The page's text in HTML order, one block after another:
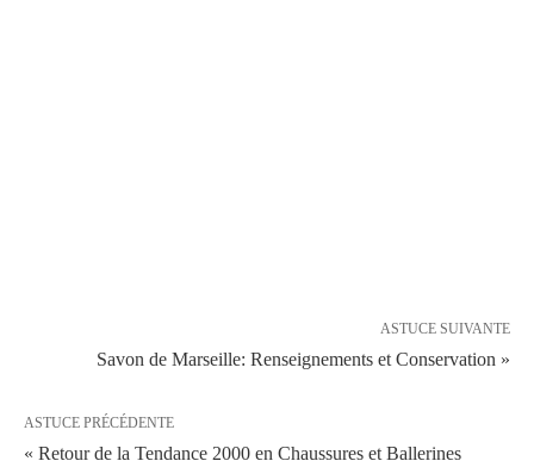
ASTUCE SUIVANTE
Savon de Marseille: Renseignements et Conservation »
ASTUCE PRÉCÉDENTE
« Retour de la Tendance 2000 en Chaussures et Ballerines